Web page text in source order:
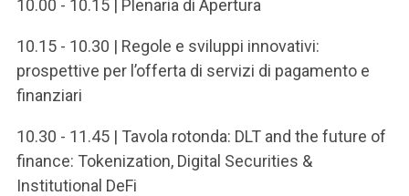
SEI UN DOCENTE O UN MEMBRO DELLO STAFF
10.00 - 10.15 | Plenaria di Apertura
10.15 - 10.30 | Regole e sviluppi innovativi:
prospettive per l’offerta di servizi di pagamento e
finanziari
10.30 - 11.45 | Tavola rotonda: DLT and the future of
finance: Tokenization, Digital Securities &
Institutional DeFi